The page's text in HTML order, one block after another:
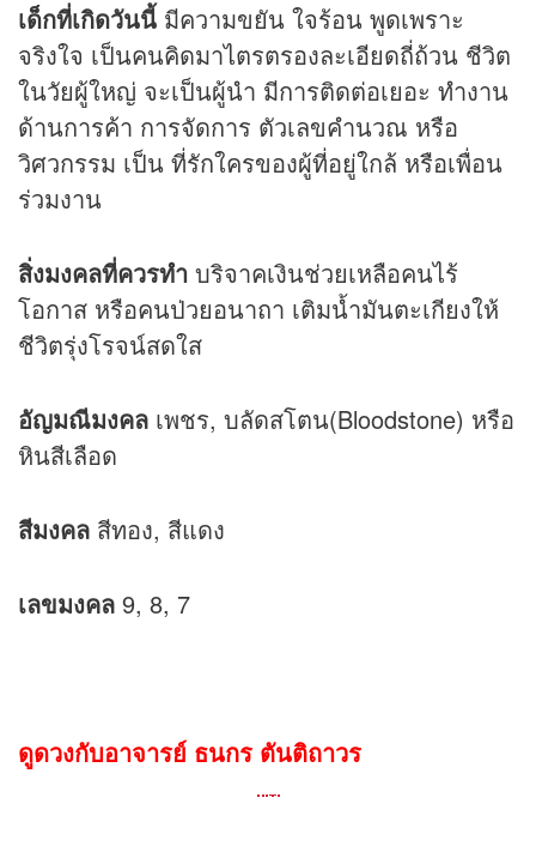
เด็กที่เกิดวันนี้ มีความขยัน ใจร้อน พูดเพราะ
จริงใจ เป็นคนคิดมาไตรตรองละเอียดถี่ถ้วน ชีวิต
ในวัยผู้ใหญ่ จะเป็นผู้นำ มีการติดต่อเยอะ ทำงาน
ด้านการค้า การจัดการ ตัวเลขคำนวณ หรือ
วิศวกรรม เป็น ที่รักใครของผู้ที่อยู่ใกล้ หรือเพื่อน
ร่วมงาน
สิ่งมงคลที่ควรทำ บริจาคเงินช่วยเหลือคนไร้
โอกาส หรือคนป่วยอนาถา เติมน้ำมันตะเกียงให้
ชีวิตรุ่งโรจน์สดใส
อัญมณีมงคล เพชร, บลัดสโตน(Bloodstone) หรือ
หินสีเลือด
สีมงคล สีทอง, สีแดง
เลขมงคล 9, 8, 7
ดูดวงกับอาจารย์ ธนกร ตันติถาวร